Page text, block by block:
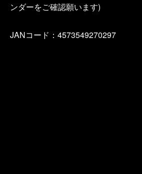
ンダーをご確認願います)
JANコード：4573549270297